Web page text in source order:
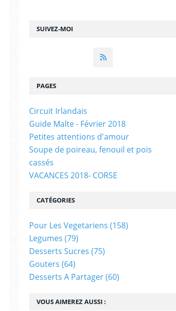
SUIVEZ-MOI
VOUS AIMEREZ AUSSI :
PAGES
Circuit Irlandais
Guide Malte - Février 2018
Petites attentions d'amour
Soupe de poireau, fenouil et pois
cassés
VACANCES 2018- CORSE
CATÉGORIES
Pour Les Vegetariens (158)
Legumes (79)
Desserts Sucres (75)
Gouters (64)
Desserts A Partager(60)